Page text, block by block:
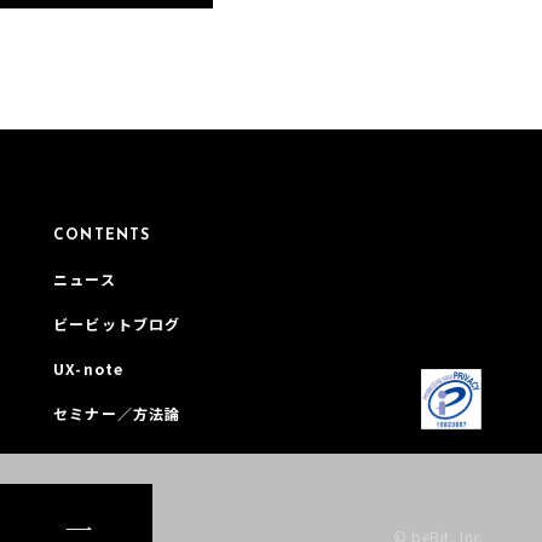
CONTENTS
ニュース
ビービットブログ
UX-note
セミナー／方法論
© beBit, Inc